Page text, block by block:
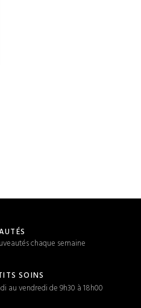
chaque semaine
SOINS
au vendredi de 9h30 à 18h00